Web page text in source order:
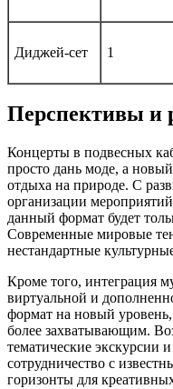
Диджей-сет 1
Перспективы и
Концерты в подвесных
просто дань моде, а
отдыха на природе. С
организации
данный формат будет
Современные мировые
нестандартные
Кроме того, интеграция
виртуальной и
формат на новый
более захватывающим.
тематические экскурсии
сотрудничество с
горизонты для